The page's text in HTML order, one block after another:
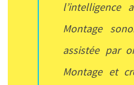
l’intelligence
Montage
assistée par
Montage et